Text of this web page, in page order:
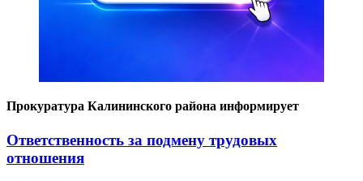
Прокуратура Калининского района информирует
Ответственность за подмену трудовых
отношения